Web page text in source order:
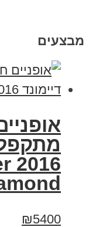
מבצעים
₪5400